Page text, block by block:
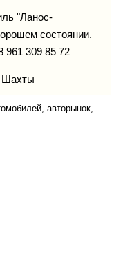
"Ланос-
состоянии.
961 309 85 72
Шахты
авторынок,